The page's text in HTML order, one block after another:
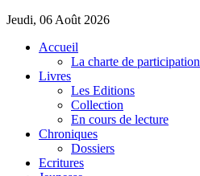
Jeudi, 06 Août 2026
Accueil
La charte de participation
Livres
Les Editions
Collection
En cours de lecture
Chroniques
Dossiers
Ecritures